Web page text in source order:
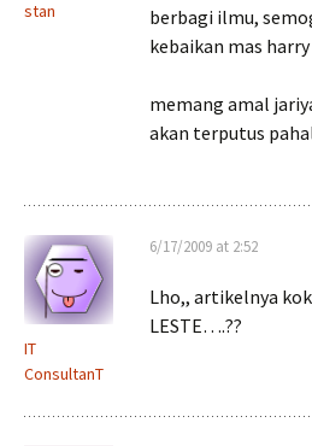
stan
berbagi ilmu,
kebaikan mas harry
memang amal
akan terputus
IT
ConsultanT
6/17/2009 at 2:52
Lho,, artikelnya
LESTE….??